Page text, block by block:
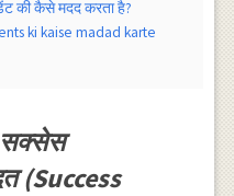
की कैसे मदद करता है?
ki kaise madad karte
सक्सेस
(Success